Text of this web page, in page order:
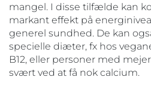
mangel. I disse tilfælde kan
markant effekt på
generel sundhed. De kan
specielle diæter, fx hos
B12, eller personer med
svært ved at få nok calcium.